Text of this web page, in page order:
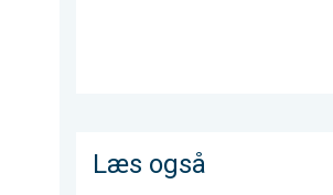
Læs også